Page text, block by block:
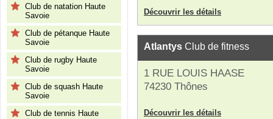
Club de natation Haute
Savoie
Club de pétanque Haute
Savoie
Club de rugby Haute
Savoie
Club de squash Haute
Savoie
Club de tennis Haute
Découvrir les détails
Atlantys Club de fitness
1 RUE LOUIS HAASE
74230 Thônes
Découvrir les détails